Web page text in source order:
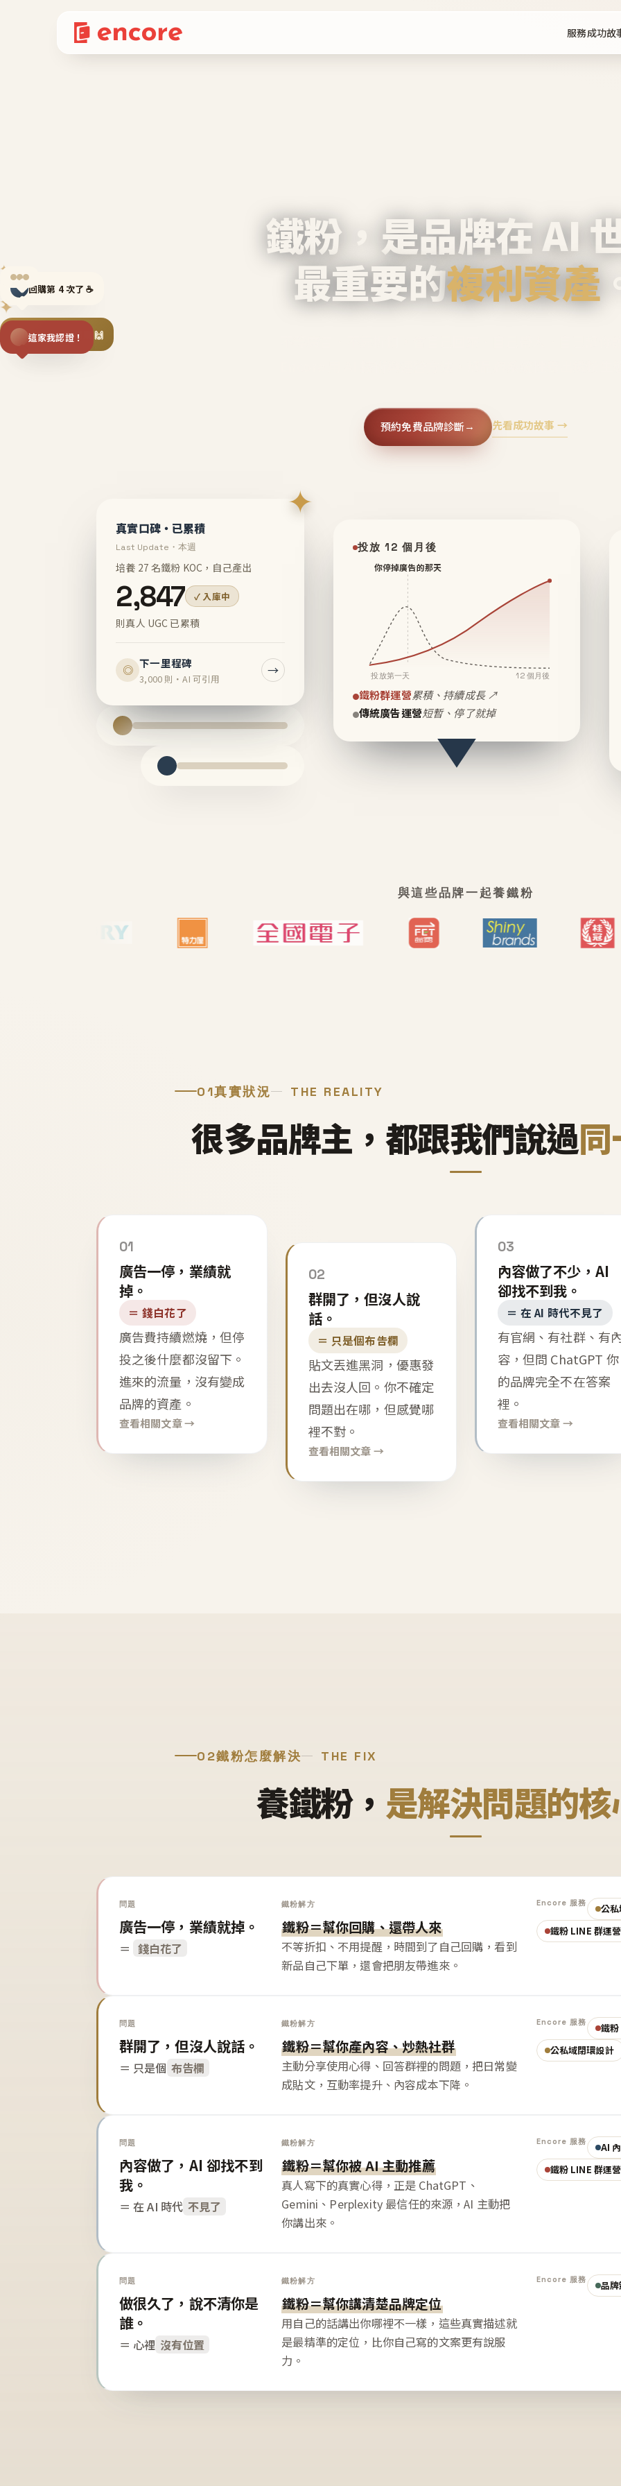
服務成功故
✦
✦
✦
回購第 4 次了 ☕
揪同事一起團購 🙌
這家我認證！
鐵粉，是品牌在 AI
最重要的複利資產
預約免費品牌診斷→ 先看成功故事 →
✦
真實口碑・已累積
Last Update・本週
培養 27 名鐵粉 KOC，自己產出
2,847 ✓ 入庫中
則真人 UGC 已累積
◎ 下一里程碑
3,000 則・AI 可引用
→
投放 12 個月後
你停掉廣告的那天
投放第一天 12 個月後
鐵粉群運營累積、持續成長 ↗
傳統廣告運營短暫、停了就掉
與這些品牌一起養鐵粉
01真實狀況 THE REALITY
很多品牌主，都跟我們說過同
01
廣告一停，業績就
掉。
＝ 錢白花了
廣告費持續燃燒，但停
投之後什麼都沒留下。
進來的流量，沒有變成
品牌的資產。
查看相關文章 →
02
群開了，但沒人說
話。
＝ 只是個布告欄
貼文丟進黑洞，優惠發
出去沒人回。你不確定
問題出在哪，但感覺哪
裡不對。
查看相關文章 →
03
內容做了不少，AI
卻找不到我。
＝ 在 AI 時代不見了
有官網、有社群、有
容，但問 ChatGPT 你
的品牌完全不在答案
裡。
查看相關文章 →
02鐵粉怎麼解決 THE FIX
養鐵粉， 是解決問題的
問題
廣告一停，業績就掉。
＝ 錢白花了
鐵粉解方
鐵粉＝幫你回購、還帶人來
不等折扣、不用提醒，時間到了自己回購，看到
新品自己下單，還會把朋友帶進來。
Encore 服務
公
鐵粉 LINE 群運營
問題
群開了，但沒人說話。
＝ 只是個 布告欄
鐵粉解方
鐵粉＝幫你產內容、炒熱社群
主動分享使用心得、回答群裡的問題，把日常變
成貼文，互動率提升、內容成本下降。
Encore 服務
鐵
公私域閉環設計
問題
內容做了，AI 卻找不到
我。
＝ 在 AI 時代 不見了
鐵粉解方
鐵粉＝幫你被 AI 主動推薦
真人寫下的真實心得，正是 ChatGPT、
Gemini、Perplexity 最信任的來源，AI 主動把
你講出來。
Encore 服務
AI
鐵粉 LINE 群運營
問題
做很久了，說不清你是
誰。
＝ 心裡 沒有位置
鐵粉解方
鐵粉＝幫你講清楚品牌定位
用自己的話講出你哪裡不一樣，這些真實描述就
是最精準的定位，比你自己寫的文案更有說服
力。
Encore 服務 品